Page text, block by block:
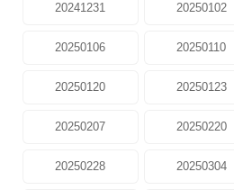
20241231 20250102
20250106 20250110
20250120 20250123
20250207 20250220
20250228 20250304